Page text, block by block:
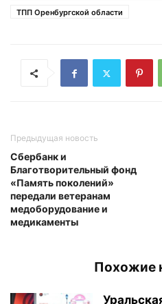
ТПП Оренбургской области
Предыдущая новость
Сбербанк и
Благотворительный фонд
«Память поколений»
передали ветеранам
медоборудование и
медикаменты
Похожие